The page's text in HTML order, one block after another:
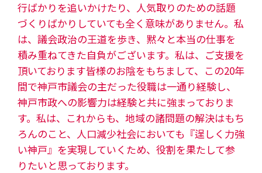
行ばかりを追いかけたり、人気取りのための話題
づくりばかりしていても全く意味がありません。私
は、議会政治の王道を歩き、黙々と本当の仕事を
積み重ねてきた自負がございます。私は、ご支援を
頂いております皆様のお陰をもちまして、この20年
間で神戸市議会の主だった役職は一通り経験し、
神戸市政への影響力は経験と共に強まっておりま
す。私は、これからも、地域の諸問題の解決はもち
ろんのこと、人口減少社会においても『逞しく力強
い神戸』を実現していくため、役割を果たして参
りたいと思っております。